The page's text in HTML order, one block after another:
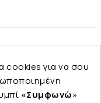
cookies για να σου
«Συμφωνώ»